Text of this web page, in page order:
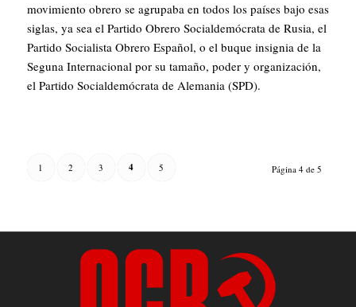
movimiento obrero se agrupaba en todos los países bajo esas
siglas, ya sea el Partido Obrero Socialdemócrata de Rusia, el
Partido Socialista Obrero Español, o el buque insignia de la
Seguna Internacional por su tamaño, poder y organización,
el Partido Socialdemócrata de Alemania (SPD).
Página 4 de 5
1 2 3 4 5